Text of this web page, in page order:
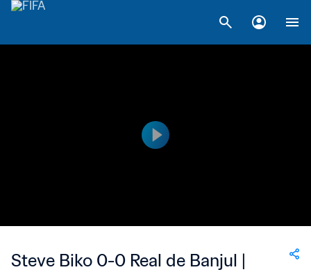
Steve Biko 0-0 Real de Banjul |